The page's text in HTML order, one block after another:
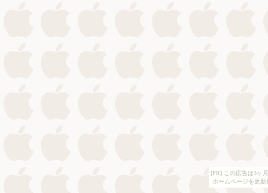
[PR] この広告は3ヶ
ホームページを更